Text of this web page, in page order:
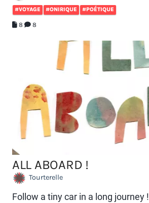
#VOYAGE #ONIRIQUE #POÉTIQUE
8 8
ALL ABOARD !
Tourterelle
Follow a tiny car in a long journey !